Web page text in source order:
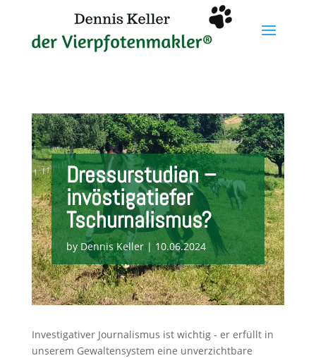
Dressurstudien –
invöstigatiefer
Tschurnalismus?
by Dennis Keller |10.06.2024
Investigativer Journalismus ist wichtig - er erfüllt in
unserem Gewaltensystem eine unverzichtbare